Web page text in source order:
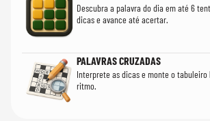
Descubra a palavra do dia em até 6
dicas e avance até acertar.
PALAVRAS CRUZADAS
Interprete as dicas e monte o
ritmo.